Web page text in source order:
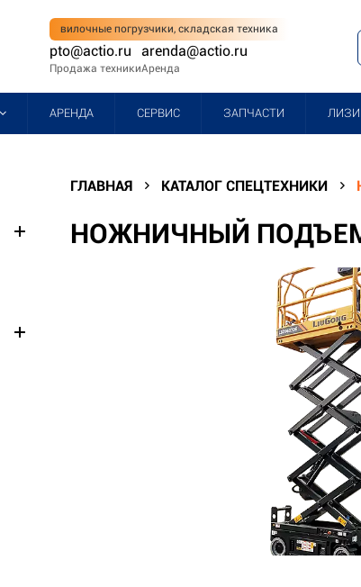
вилочные погрузчики, складская техника
pto@actio.ru
Продажа техники
arenda@actio.ru
Аренда
АРЕНДА СЕРВИС ЗАПЧАСТИ
ГЛАВНАЯ КАТАЛОГ СПЕЦТЕХНИКИ
НОЖНИЧНЫЙ